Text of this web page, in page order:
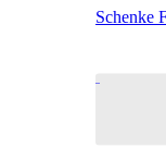
Schenke